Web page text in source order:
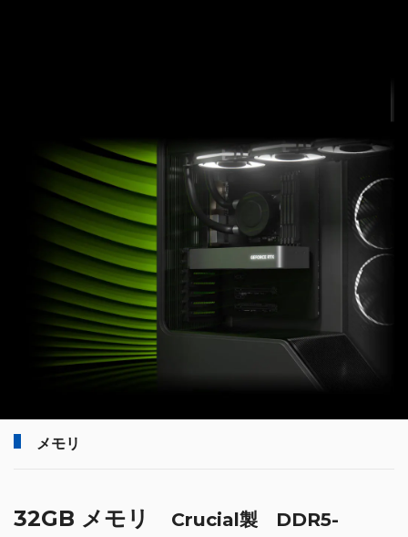
メモリ
32GB メモリ
Crucial製 DDR5-